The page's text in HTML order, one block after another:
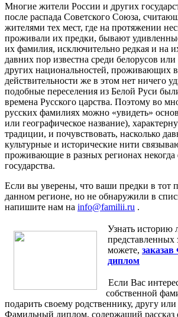
Многие жители России и других
после распада Советского Союза,
жителями тех мест, где на протяжении
проживали их предки, бывают
их фамилия, исключительно редкая и на
давних пор известна среди белорусов или
других национальностей, проживающих
действительности же в этом нет ничего
подобные переселения из Белой Руси
времена Русского царства. Поэтому во
русских фамилиях можно «увидеть»
или географическое название),
традиции, и почувствовать, насколько
культурные и исторические нити
проживающие в разных регионах некогда
государства.
Если вы уверены, что ваши предки в тот
данном регионе, но не обнаружили в
напишите нам на info@familii.ru .
Узнать историю
можете,
диплом
Если Вас
собственной
подарить своему родственнику, другу или
Фамильный диплом, содержащий рассказ